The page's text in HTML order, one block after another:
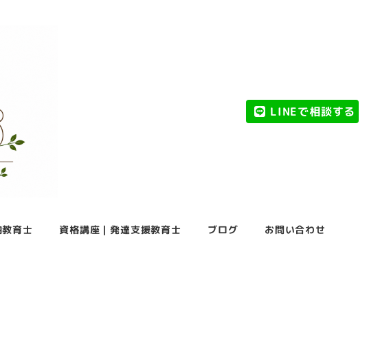
LINEで相談する
育士 資格講座｜発達支援教育士 ブログ お問い合わせ